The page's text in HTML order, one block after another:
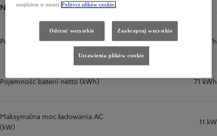
Napęd
Pojemność baterii (kWh) 74,7 kWh
Pojemność baterii netto (kWh) 71 kWh
Maksymalna moc ładowania AC
(kW)
11 kW
znajdziesz w naszej Polityce plików cookie.
Odrzuć wszystkie Zaakceptuj wszystkie
Ustawienia plików cookie